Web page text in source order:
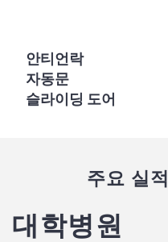
안티언락
자동문
슬라이딩 도어
​주요 실적
대학병원